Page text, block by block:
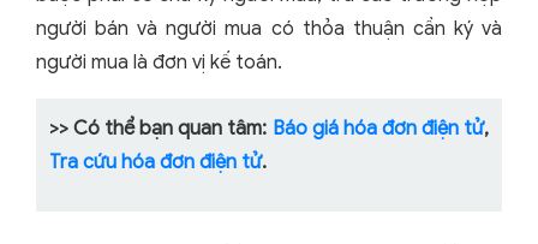
người bán và người mua có thỏa thuận cần ký và
người mua là đơn vị kế toán.
>> Có thể bạn quan tâm: Báo giá hóa đơn điện tử,
Tra cứu hóa đơn điện tử.